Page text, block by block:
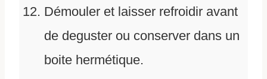
Démouler et laisser refroidir avant
de deguster ou conserver dans un
boite hermétique.